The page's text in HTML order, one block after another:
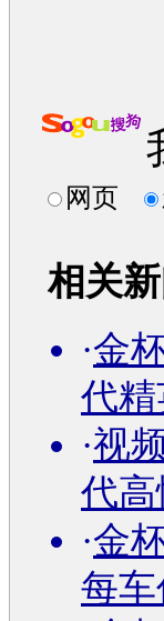
网页
相关
·金
代
·视
代
·金
每